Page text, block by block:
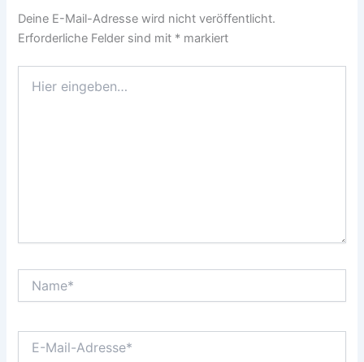
Deine E-Mail-Adresse wird nicht veröffentlicht.
Erforderliche Felder sind mit * markiert
eingeben…
Mail-